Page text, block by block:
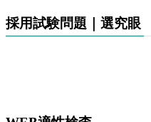
採用試験問題｜選究眼